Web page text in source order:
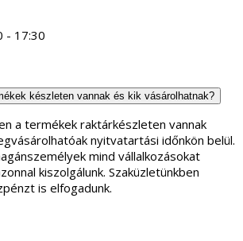
- 17:30
készleten vannak és kik vásárolhatnak?
a termékek raktárkészleten vannak
nyitvatartási időnkön belül.
mind vállalkozásokat
kiszolgálunk. Szaküzletünkben
is elfogadunk.